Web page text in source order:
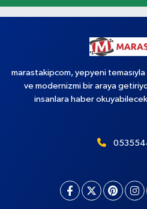
marastakipcom, yepyeni
ve modernizmi bir araya
insanlara haber